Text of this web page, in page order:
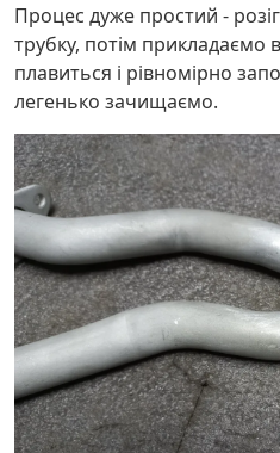
Процес дуже простий -
трубку, потім прикладаємо
плавиться і рівномірно
легенько зачищаємо.